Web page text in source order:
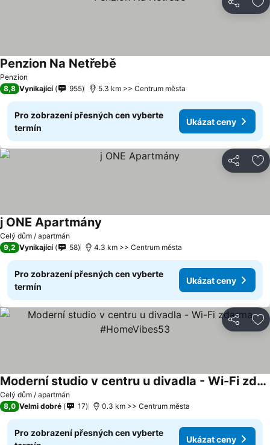
Sdílet
Penzion
Penzion Na Netřebě
8,8 Vynikající 955 5.3 km >> Centrum města
Pro zobrazení přesných cen vyberte
termín
Ukázat ceny
Sdílet
Celý dům / apartmán
j ONE Apartmány
9,2 Vynikající 58 4.3 km >> Centrum města
Pro zobrazení přesných cen vyberte
termín
Ukázat ceny
Sdílet
Celý dům / apartmán
Moderní studio v centru u divadla - Wi-Fi zdarma #HomeVibes53
8,0 Velmi dobré 17 0.3 km >> Centrum města
Pro zobrazení přesných cen vyberte
Ukázat ceny